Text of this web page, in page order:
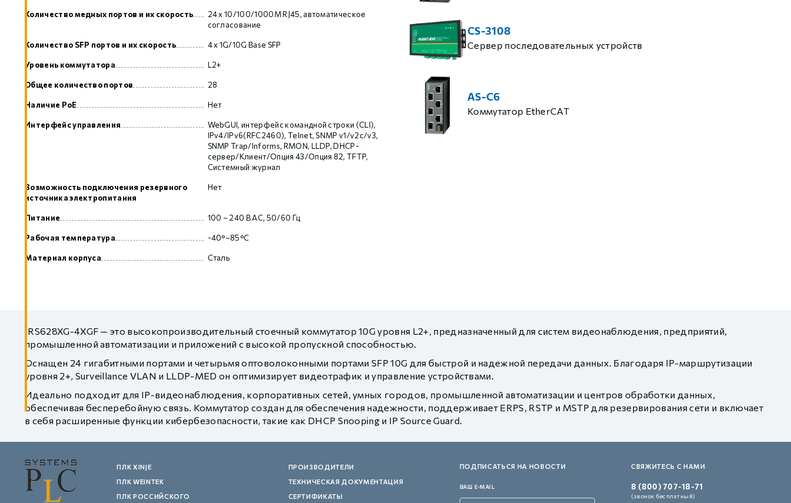
Количество медных портов и их скорость
24 x 10/100/1000M RJ45, автоматическое
согласование
Количество SFP портов и их скорость 4 x 1G/10G Base SFP
Уровень коммутатора L2+
Общее количество портов 28
Наличие PoE Нет
Интерфейс управления
WebGUI, интерфейс командной строки (CLI),
IPv4/IPv6(RFC2460), Telnet, SNMP v1/v2c/v3,
SNMP Trap/Informs, RMON, LLDP, DHCP-
сервер/Клиент/Опция 43/Опция 82, TFTP,
Системный журнал
Возможность подключения резервного
источника электропитания
Нет
Питание 100 ~ 240 В AC, 50/60 Гц
Рабочая температура -40°~85°C
Материал корпуса Сталь
CS-3108
Сервер последовательных устройств
AS-C6
Коммутатор EtherCAT
IRS628XG-4XGF — это высокопроизводительный стоечный коммутатор 10G уровня L2+, предназначенный для систем видеонаблюдения, предприятий,
промышленной автоматизации и приложений с высокой пропускной способностью.
Оснащен 24 гигабитными портами и четырьмя оптоволоконными портами SFP 10G для быстрой и надежной передачи данных. Благодаря IP-маршрутизации
уровня 2+, Surveillance VLAN и LLDP-MED он оптимизирует видеотрафик и управление устройствами.
Идеально подходит для IP-видеонаблюдения, корпоративных сетей, умных городов, промышленной автоматизации и центров обработки данных,
обеспечивая бесперебойную связь. Коммутатор создан для обеспечения надежности, поддерживает ERPS, RSTP и MSTP для резервирования сети и включает
в себя расширенные функции кибербезопасности, такие как DHCP Snooping и IP Source Guard.
ПЛК XINJE
ПЛК WEINTEK
ПЛК РОССИЙСКОГО
ПРОИЗВОДИТЕЛИ
ТЕХНИЧЕСКАЯ ДОКУМЕНТАЦИЯ
СЕРТИФИКАТЫ
ПОДПИСАТЬСЯ НА НОВОСТИ
ВАШ E-MAIL
СВЯЖИТЕСЬ С НАМИ
8 (800) 707-18-71
(звонок бесплатный)